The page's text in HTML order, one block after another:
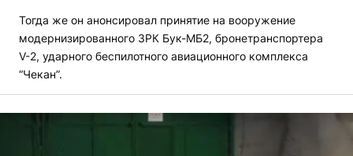
Тогда же он анонсировал принятие на вооружение
модернизированного ЗРК Бук-МБ2, бронетранспортера
V-2, ударного беспилотного авиационного комплекса
“Чекан”.